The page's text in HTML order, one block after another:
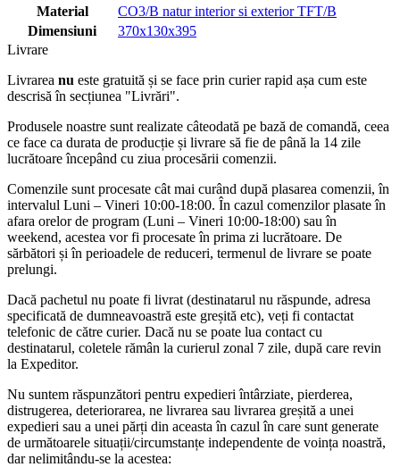
Material
CO3/B natur interior si exterior TFT/B
Dimensiuni
370x130x395
Livrare
Livrarea nu este gratuită și se face prin curier rapid așa cum este
descrisă în secțiunea "Livrări".
Produsele noastre sunt realizate câteodată pe bază de comandă, ceea
ce face ca durata de producție și livrare să fie de până la 14 zile
lucrătoare începând cu ziua procesării comenzii.
Comenzile sunt procesate cât mai curând după plasarea comenzii, în
intervalul Luni – Vineri 10:00-18:00. În cazul comenzilor plasate în
afara orelor de program (Luni – Vineri 10:00-18:00) sau în
weekend, acestea vor fi procesate în prima zi lucrătoare. De
sărbători și în perioadele de reduceri, termenul de livrare se poate
prelungi.
Dacă pachetul nu poate fi livrat (destinatarul nu răspunde, adresa
specificată de dumneavoastră este greșită etc), veți fi contactat
telefonic de către curier. Dacă nu se poate lua contact cu
destinatarul, coletele rămân la curierul zonal 7 zile, după care revin
la Expeditor.
Nu suntem răspunzători pentru expedieri întârziate, pierderea,
distrugerea, deteriorarea, ne livrarea sau livrarea greșită a unei
expedieri sau a unei părți din aceasta în cazul în care sunt generate
de următoarele situații/circumstanțe independente de voința noastră,
dar nelimitându-se la acestea: